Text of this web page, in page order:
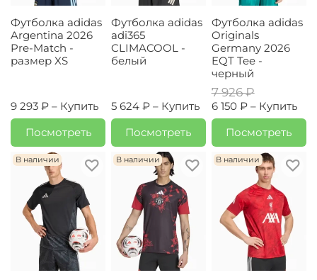
Футболка adidas
Argentina 2026
Pre-Match -
размер XS
9 293 ₽ – Купить
Посмотреть
Футболка adidas
adi365
CLIMACOOL -
белый
5 624 ₽ – Купить
Посмотреть
Футболка adidas
Originals
Germany 2026
EQT Tee -
черный
7 926 ₽
6 150 ₽ – Купить
Посмотреть
В наличии В наличии В наличии